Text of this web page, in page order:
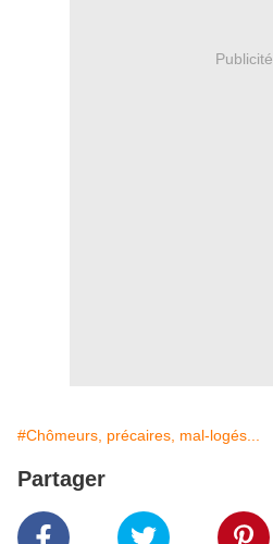
Publicité
#Chômeurs, précaires, mal-logés...
Partager